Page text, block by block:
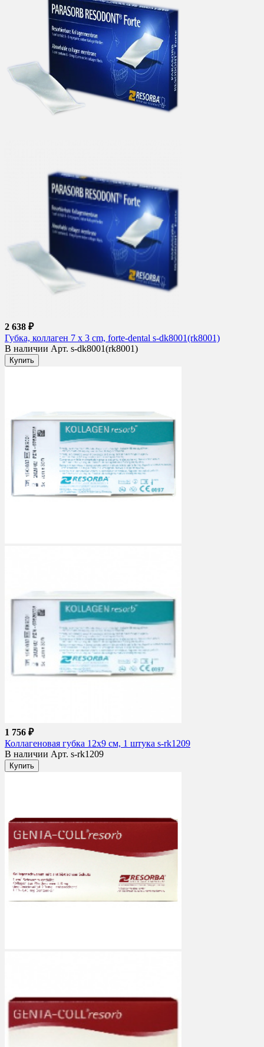
2 638 ₽
Губка, коллаген 7 x 3 cm, forte-dental s-dk8001(rk8001)
В наличии Арт. s-dk8001(rk8001)
Купить
1 756 ₽
Коллагеновая губка 12х9 см, 1 штука s-rk1209
В наличии Арт. s-rk1209
Купить